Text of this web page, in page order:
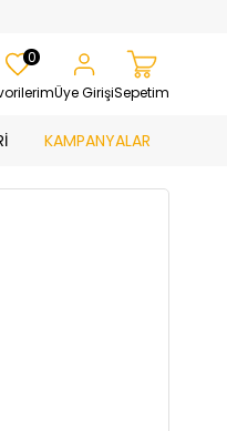
0
Üye GirişiSepetim
KAMPANYALAR